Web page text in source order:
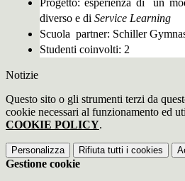
Progetto: esperienza di un
diverso e di Service Learning
Scuola partner: Schiller
Studenti coinvolti: 2
Notizie
Questo sito o gli strumenti terzi da
cookie necessari al funzionamento ed
COOKIE POLICY.
Personalizza Rifiuta tutti i cookies
Gestione cookie